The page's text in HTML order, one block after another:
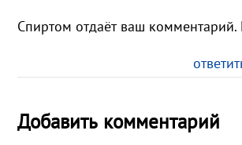
Спиртом отдаёт ваш комментарий.
Добавить комментарий